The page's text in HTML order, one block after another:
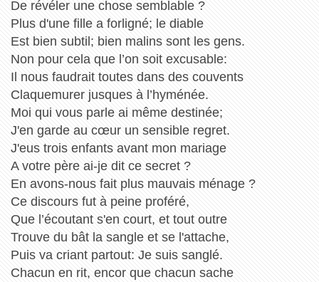
De révéler une chose semblable ?
Plus d'une fille a forligné; le diable
Est bien subtil; bien malins sont les gens.
Non pour cela que l’on soit excusable:
Il nous faudrait toutes dans des couvents
Claquemurer jusques à l’hyménée.
Moi qui vous parle ai même destinée;
J'en garde au cœur un sensible regret.
J'eus trois enfants avant mon mariage
A votre père ai-je dit ce secret ?
En avons-nous fait plus mauvais ménage ?
Ce discours fut à peine proféré,
Que l’écoutant s'en court, et tout outre
Trouve du bât la sangle et se l'attache,
Puis va criant partout: Je suis sanglé.
Chacun en rit, encor que chacun sache